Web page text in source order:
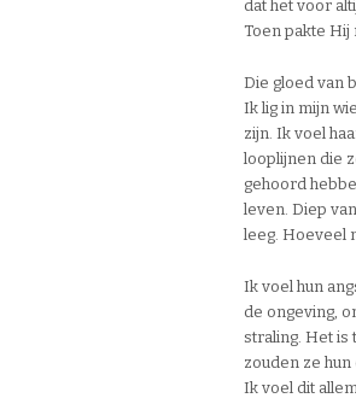
dat het voor
Toen pakte Hij
Die gloed van
Ik lig in mijn
zijn. Ik voel
looplijnen die
gehoord
leven. Diep
leeg. Hoeveel
Ik voel hun
de ongeving,
straling. Het is
zouden ze hun
Ik voel dit